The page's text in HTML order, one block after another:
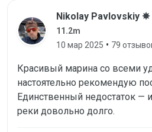
Отзыв от Nikolay
Nikolay Pavlovskiy ✵
11.2m
10 мар 2025 • 79
Красивый марина со всеми
настоятельно рекомендую
Единственный недостаток —
реки довольно долго.